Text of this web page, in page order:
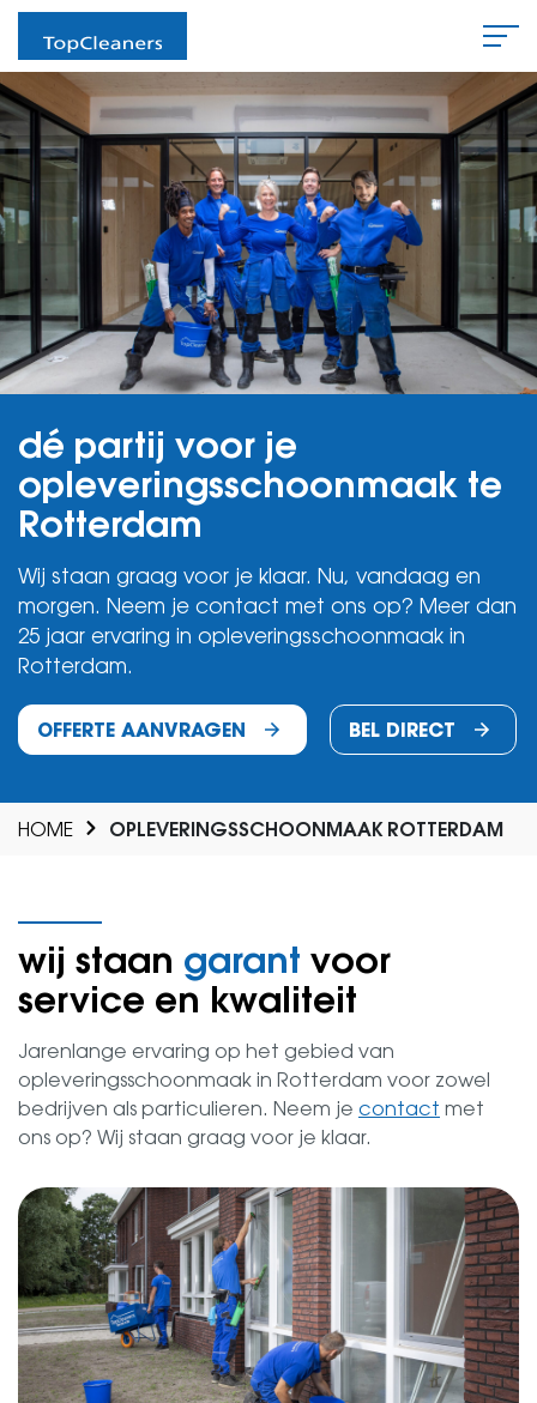
dé partij voor je
opleveringsschoonmaak te
Rotterdam
Wij staan graag voor je klaar. Nu, vandaag en
morgen. Neem je contact met ons op? Meer dan
25 jaar ervaring in opleveringsschoonmaak in
Rotterdam.
OFFERTE AANVRAGEN BEL DIRECT
HOME OPLEVERINGSSCHOONMAAK ROTTERDAM
wij staan garant voor
service en kwaliteit
Jarenlange ervaring op het gebied van
opleveringsschoonmaak in Rotterdam voor zowel
bedrijven als particulieren. Neem je contact met
ons op? Wij staan graag voor je klaar.